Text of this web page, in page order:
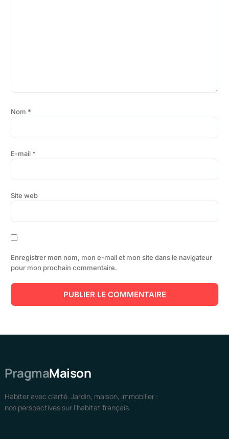
Nom *
E-mail *
Site web
Enregistrer mon nom, mon e-mail et mon site dans le navigateur
pour mon prochain commentaire.
PragmaMaison
Habiter avec clarté. Jardin, maison, immobilier :
nos perspectives sur l'habitat français.